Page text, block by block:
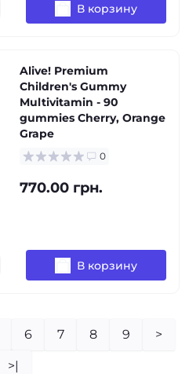
В корзину
Alive! Premium
Children's Gummy
Multivitamin - 90
gummies Cherry, Orange
Grape
0
770.00 грн.
В корзину
6 7 8 9 >
>|